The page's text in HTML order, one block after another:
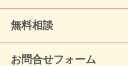
無料相談
お問合せフォーム